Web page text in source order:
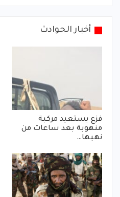
أخبار الحوادث
فزع يستعيد مركبة
منهوبة بعد ساعات من
نهبها…